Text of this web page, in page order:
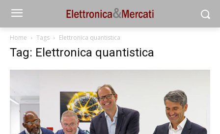
Home Tags Elettronica quantistica
Tag: Elettronica quantistica